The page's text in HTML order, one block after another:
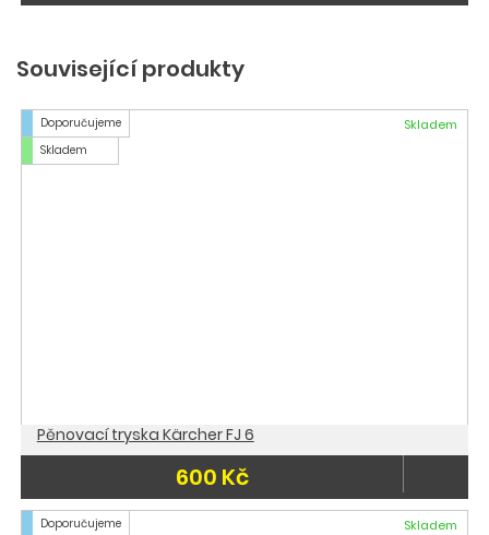
Související produkty
Doporučujeme
Skladem
Skladem
Pěnovací tryska Kärcher FJ 6
600 Kč
Doporučujeme
Skladem